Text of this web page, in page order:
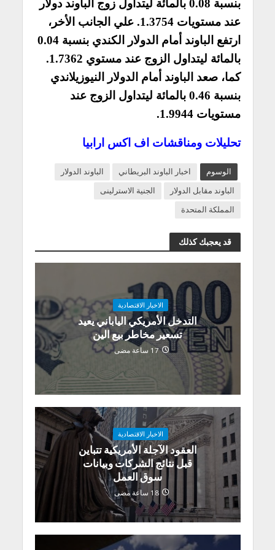
بنسبة 0.08 بالمائة ليتداول زوج الباوند دولار
عند مستويات 1.3754. علي الجانب الأخر،
ارتفع الباوند أمام الدولار الكندي بنسبة 0.04
بالمائة ليتداول الزوج عند مستوي 1.7362.
كما، صعد الباوند أمام الدولار النيوزيلاندي
بنسبة 0.46 بالمائة ليتداول الزوج عند
مستويات 1.9944.
تحليلات ومناقشات اف اكس ارابيا
الوسوم اخبار الباوند البريطاني
الباوند الدولار
الباوند مقابل الدولار
الجنية الاسترلينى
المملكة المتحدة
قد يعجبك كذلك
الاخبار الاقتصادية
التدخل الأمريكي الياباني يعيد
تسعير مخاطر بيع الين
17 ساعة مضى
الاخبار الاقتصادية
العقود الآجلة الأمريكية تتباين
قبل نتائج الشركات وبيانات
سوق العمل
18 ساعة مضى